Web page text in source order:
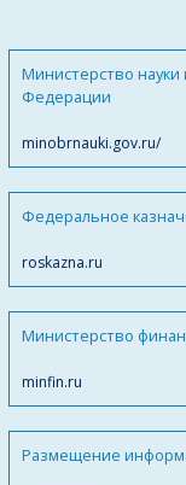
Министерство
Федерации
minobrnauki.gov.ru/
Федеральное
roskazna.ru
Министерство
minfin.ru
Размещение